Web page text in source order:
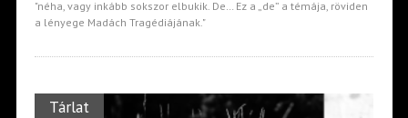
"néha, vagy inkább sokszor elbukik. De… Ez a „de” a témája, röviden
a lényege Madách Tragédiájának."
Tárlat